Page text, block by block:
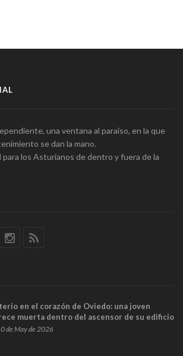
una ventana al paraíso, en la que
se dan la mano.
los Asturianos de dentro y fuera de la
en el corazón de Oviedo: una joven
muerta dentro del ascensor de su edificio
cámaras captan sus últimos minutos
de May de 2026